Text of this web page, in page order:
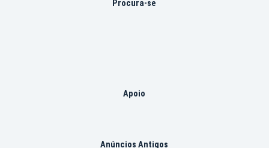
Procura-se
Apoio
Anúncios Antigos